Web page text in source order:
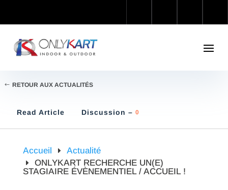
RETOUR AUX ACTUALITÉS
Read Article Discussion – 0
Accueil
Actualité
ONLYKART RECHERCHE UN(E)
STAGIAIRE ÉVÈNEMENTIEL / ACCUEIL !